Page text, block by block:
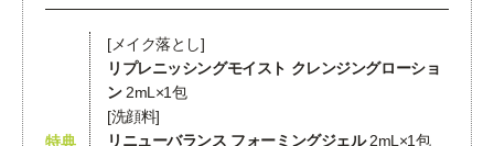
特典
[メイク落とし]
リプレニッシングモイスト クレンジングローショ
ン2mL×1包
[洗顔料]
リニューバランス フォーミングジェル2mL×1包